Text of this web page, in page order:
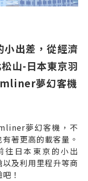
出差，從經濟
山-日本東京羽
夢幻客機
夢幻客機，不
著更高的載客量。
日本東京的小出
及利用里程升等商
！